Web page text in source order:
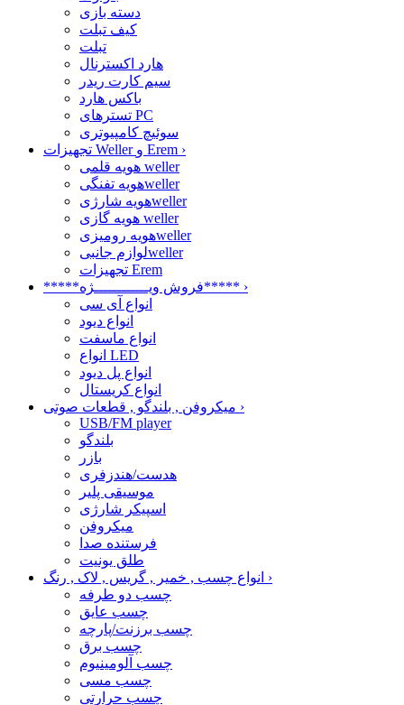
دسته بازی
کیف تبلت
تبلت
هارد اکسترنال
سیم کارت ریدر
باکس هارد
تسترهای PC
سوئیچ کامپیوتری
تجهیزات Weller و Erem ›
هویه قلمی weller
هویه تفنگیweller
هویه شارژیweller
هویه گازی weller
هویه رومیزیweller
لوازم جانبیweller
تجهیزات Erem
*****فروش ویــــــــــــژه***** ›
انواع آی سی
انواع دیود
انواع ماسفت
انواع LED
انواع پل دیود
انواع کریستال
›
USB/FM player
بلندگو
بازر
هدست/هندزفری
موسیقی پلیر
اسپیکر شارژی
میکروفن
فرستنده صدا
طلق یونیت
›
چسب دو طرفه
چسب عایق
چسب برزنت/پارچه
چسب برق
چسب آلومینیوم
چسب مسی
چسب حرارتی